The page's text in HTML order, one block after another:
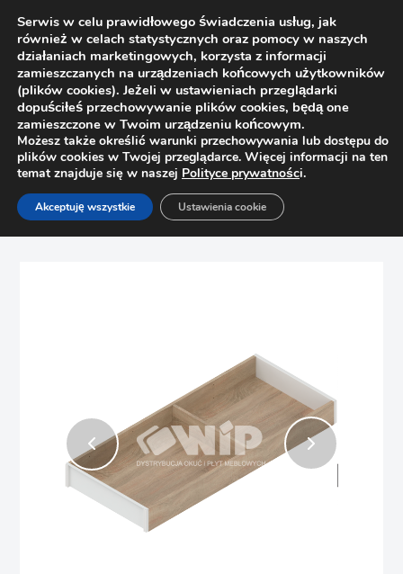
Strona główna Sklep
Organizacje szuflad
Wkład na sztućce do Legrabox Blum ZC7S500RH2 Ambia-
Serwis w celu prawidłowego świadczenia usług, jak
również w celach statystycznych oraz pomocy w naszych
działaniach marketingowych, korzysta z informacji
zamieszczanych na urządzeniach końcowych użytkowników
(plików cookies). Jeżeli w ustawieniach przeglądarki
dopuściłeś przechowywanie plików cookies, będą one
zamieszczone w Twoim urządzeniu końcowym.
Możesz także określić warunki przechowywania lub dostępu do
plików cookies w Twojej przeglądarce. Więcej informacji na ten
temat znajduje się w naszej Polityce prywatności.
Akceptuję wszystkie Ustawienia cookie